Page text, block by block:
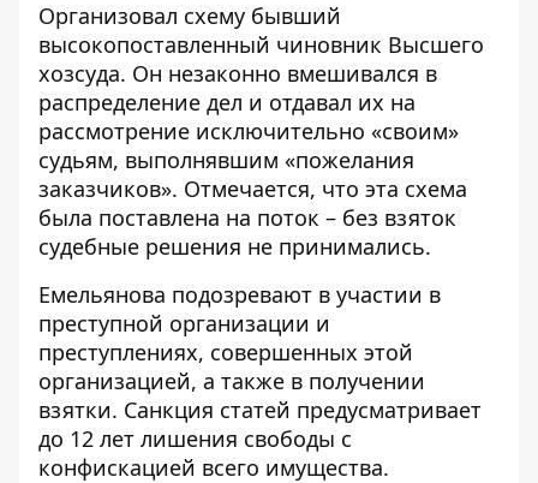
Организовал схему бывший
высокопоставленный чиновник Высшего
хозсуда. Он незаконно вмешивался в
распределение дел и отдавал их на
рассмотрение исключительно «своим»
судьям, выполнявшим «пожелания
заказчиков». Отмечается, что эта схема
была поставлена ​​на поток – без взяток
судебные решения не принимались.
Емельянова подозревают в участии в
преступной организации и
преступлениях, совершенных этой
организацией, а также в получении
взятки. Санкция статей предусматривает
до 12 лет лишения свободы с
конфискацией всего имущества.